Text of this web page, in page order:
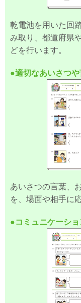
乾電池を用いた回
み取り、都道府県
どを行います。
●適切なあいさつ
あいさつの言葉、
を、場面や相手に
●コミュニケーショ